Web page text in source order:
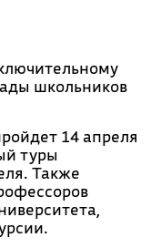
школьников
14 апреля
туры
Также